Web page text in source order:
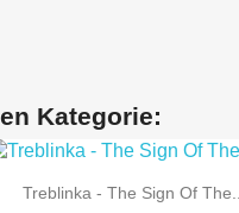
Kategorie:
 Vorschau
Treblinka - The Sign Of The...